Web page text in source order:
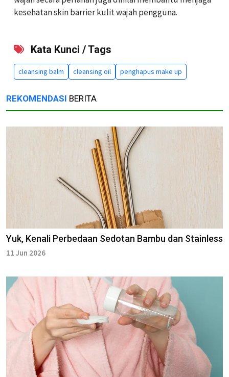
kesehatan skin barrier kulit wajah pengguna.
Kata Kunci / Tags
cleansing balm cleansing oil penghapus make up
REKOMENDASI BERITA
Yuk, Kenali Perbedaan Sedotan Bambu dan Stainless
11 Jun 2026